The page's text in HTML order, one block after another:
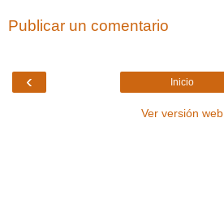
Publicar un comentario
‹ Inicio
Ver versión web